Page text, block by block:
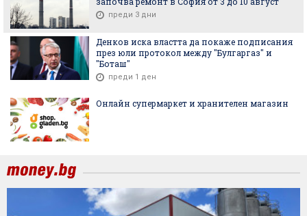
преди 3 дни
Денков иска властта да покаже подписания
през юли протокол между "Булгаргаз" и
"Боташ"
преди 1 ден
Онлайн супермаркет и хранителен магазин